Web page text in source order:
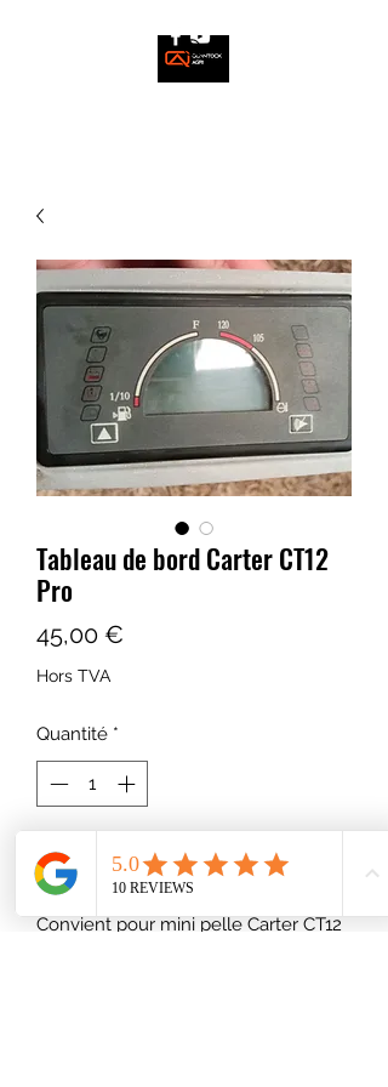
Tableau de bord Carter CT12
Pro
45,00 €
Hors TVA
Quantité *
Ajouter au panier
Convient pour mini pelle Carter CT12